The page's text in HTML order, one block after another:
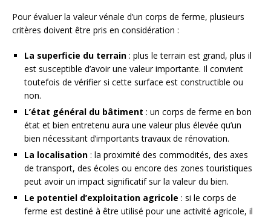
Pour évaluer la valeur vénale d’un corps de ferme, plusieurs
critères doivent être pris en considération :
La superficie du terrain : plus le terrain est grand, plus il
est susceptible d’avoir une valeur importante. Il convient
toutefois de vérifier si cette surface est constructible ou
non.
L’état général du bâtiment : un corps de ferme en bon
état et bien entretenu aura une valeur plus élevée qu’un
bien nécessitant d’importants travaux de rénovation.
La localisation : la proximité des commodités, des axes
de transport, des écoles ou encore des zones touristiques
peut avoir un impact significatif sur la valeur du bien.
Le potentiel d’exploitation agricole : si le corps de
ferme est destiné à être utilisé pour une activité agricole, il